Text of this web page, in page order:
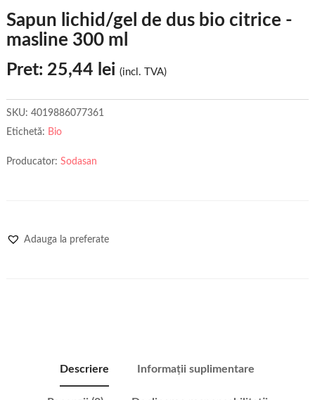
Sapun lichid/gel de dus bio citrice -
masline 300 ml
Pret: 25,44 lei (incl. TVA)
SKU: 4019886077361
Etichetă: Bio
Producator: Sodasan
Adauga la preferate
Descriere Informații suplimentare